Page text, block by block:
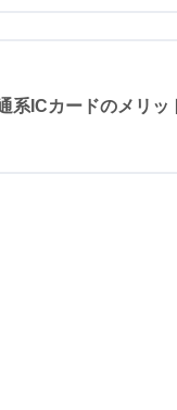
系ICカードのメリッ